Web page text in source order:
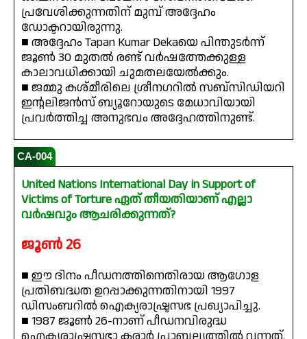
പ്രവേശിക്കുന്നതിന് മുമ്പ് അദ്ദേഹം
ഡോക്ടറായിരുന്നു.
■ അദ്ദേഹം Tapan Kumar Dekaയെ പിന്തുടർന്ന്
ജൂൺ 30 മുതൽ രണ്ട് വർഷത്തേക്കുള്ള
കാലാവധിക്കായി ചുമതലയേൽക്കും.
■ ജമ്മു കശ്മീരിലെ ശ്രീനഗറിൽ സബ്സിഡിയറി
ഇന്റലിജൻസ് ബ്യൂറോയുടെ മേധാവിയായി
പ്രവർത്തിച്ച അനുഭവം അദ്ദേഹത്തിനുണ്ട്.
CA-004
United Nations International Day in Support of
Victims of Torture ഏത് തീയതിയാണ് എല്ലാ
വർഷവും ആചരിക്കുന്നത്?
ജൂൺ 26
■ ഈ ദിനം പീഡനത്തിനെതിരായ ആഗോള
പ്രതിബദ്ധത ഉറപ്പാക്കുന്നതിനായി 1997
ഡിസംബറിൽ ഐക്യരാഷ്ട്രസഭ പ്രഖ്യാപിച്ചു.
■ 1987 ജൂൺ 26-നാണ് പീഡനവിരുദ്ധ
ഐക്യരാഷ്ട്രസഭാ കരാർ പ്രാബല്യത്തിൽ വന്നത്.